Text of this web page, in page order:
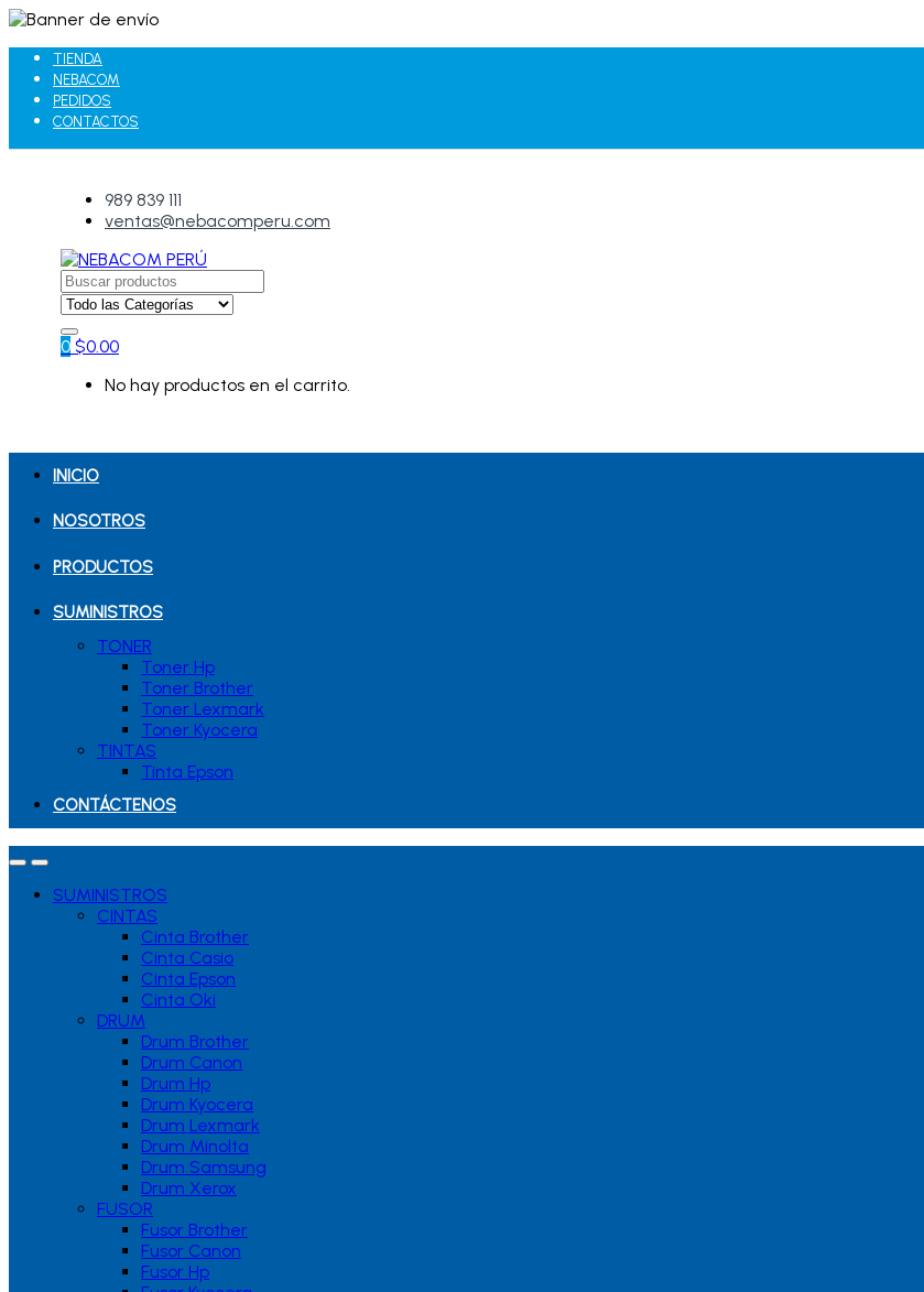
TIENDA
NEBACOM
PEDIDOS
CONTACTOS
989 839 111
ventas@nebacomperu.com
Search
for:
0 $0.00
No hay productos en el carrito.
INICIO
NOSOTROS
PRODUCTOS
SUMINISTROS
TONER
Toner Hp
Toner Brother
Toner Lexmark
Toner Kyocera
TINTAS
Tinta Epson
CONTÁCTENOS
SUMINISTROS
CINTAS
Cinta Brother
Cinta Casio
Cinta Epson
Cinta Oki
DRUM
Drum Brother
Drum Canon
Drum Hp
Drum Kyocera
Drum Lexmark
Drum Minolta
Drum Samsung
Drum Xerox
FUSOR
Fusor Brother
Fusor Canon
Fusor Hp